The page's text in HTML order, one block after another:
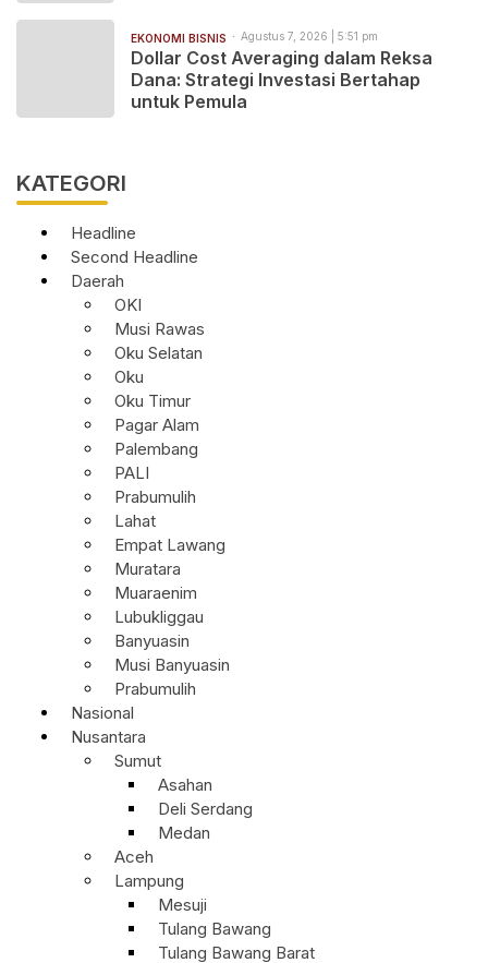
EKONOMI BISNIS Agustus 7, 2026 | 5:51 pm
Dollar Cost Averaging dalam Reksa
Dana: Strategi Investasi Bertahap
untuk Pemula
KATEGORI
Headline
Second Headline
Daerah
OKI
Musi Rawas
Oku Selatan
Oku
Oku Timur
Pagar Alam
Palembang
PALI
Prabumulih
Lahat
Empat Lawang
Muratara
Muaraenim
Lubukliggau
Banyuasin
Musi Banyuasin
Prabumulih
Nasional
Nusantara
Sumut
Asahan
Deli Serdang
Medan
Aceh
Lampung
Mesuji
Tulang Bawang
Tulang Bawang Barat